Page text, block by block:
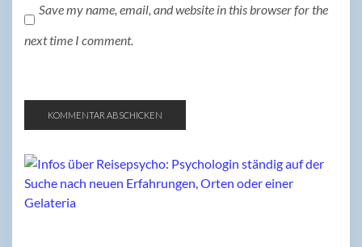
Save my name, email, and website in this browser for the
next time I comment.